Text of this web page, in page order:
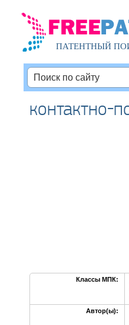
ПАТЕНТНЫЙ
контактно-
Классы МПК:
Автор(ы):